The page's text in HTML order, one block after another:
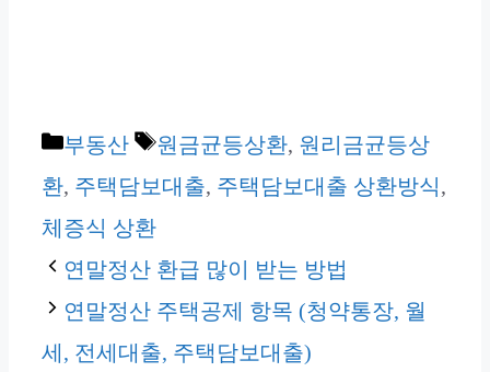
카
테
고
리
부동산
태
그
원금균등상환, 원리금균등상
환, 주택담보대출, 주택담보대출 상환방식,
체증식 상환
연말정산 환급 많이 받는 방법
연말정산 주택공제 항목 (청약통장, 월
세, 전세대출, 주택담보대출)